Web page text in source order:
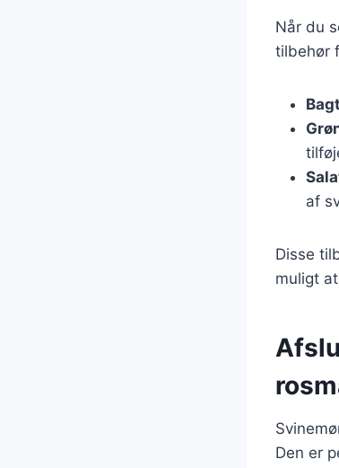
Når du
tilbehør
af
Disse
muligt
Den er